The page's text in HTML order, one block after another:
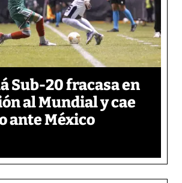
Sub-20 fracasa en
al Mundial y cae
ante México